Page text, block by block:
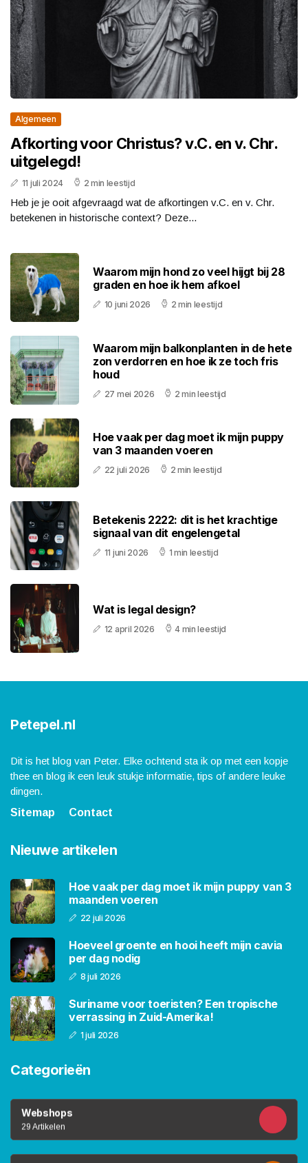
Algemeen
Afkorting voor Christus? v.C. en v. Chr.
uitgelegd!
11 juli 2024 2 min leestijd
Heb je je ooit afgevraagd wat de afkortingen v.C. en v. Chr.
betekenen in historische context? Deze...
Waarom mijn hond zo veel hijgt bij 28
graden en hoe ik hem afkoel
10 juni 2026 2 min leestijd
Waarom mijn balkonplanten in de hete
zon verdorren en hoe ik ze toch fris
houd
27 mei 2026 2 min leestijd
Hoe vaak per dag moet ik mijn puppy
van 3 maanden voeren
22 juli 2026 2 min leestijd
Betekenis 2222: dit is het krachtige
signaal van dit engelengetal
11 juni 2026 1 min leestijd
Wat is legal design?
12 april 2026 4 min leestijd
Petepel.nl
Dit is het blog van Peter. Elke ochtend sta ik op met een kopje
thee en blog ik een leuk stukje informatie, tips of andere leuke
dingen.
Sitemap
Contact
Nieuwe artikelen
Hoe vaak per dag moet ik mijn puppy van 3
maanden voeren
22 juli 2026
Hoeveel groente en hooi heeft mijn cavia
per dag nodig
8 juli 2026
Suriname voor toeristen? Een tropische
verrassing in Zuid-Amerika!
1 juli 2026
Categorieën
Webshops
29 Artikelen